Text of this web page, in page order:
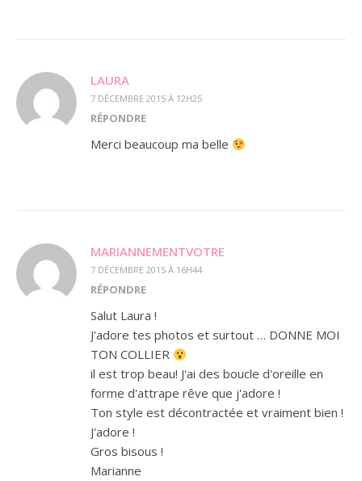
LAURA
7 DÉCEMBRE 2015 À 12H25
RÉPONDRE
Merci beaucoup ma belle
MARIANNEMENTVOTRE
7 DÉCEMBRE 2015 À 16H44
RÉPONDRE
Salut Laura !
J'adore tes photos et surtout … DONNE MOI
TON COLLIER
il est trop beau! J'ai des boucle d'oreille en
forme d'attrape rêve que j'adore !
Ton style est décontractée et vraiment bien !
J'adore !
Gros bisous !
Marianne